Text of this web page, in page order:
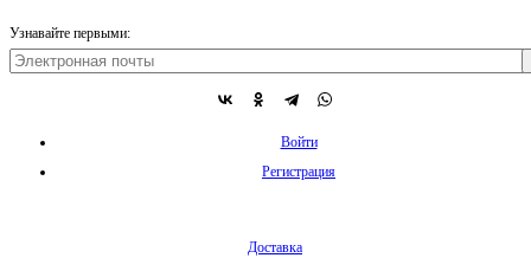
Узнавайте первыми:
Войти
Регистрация
Доставка